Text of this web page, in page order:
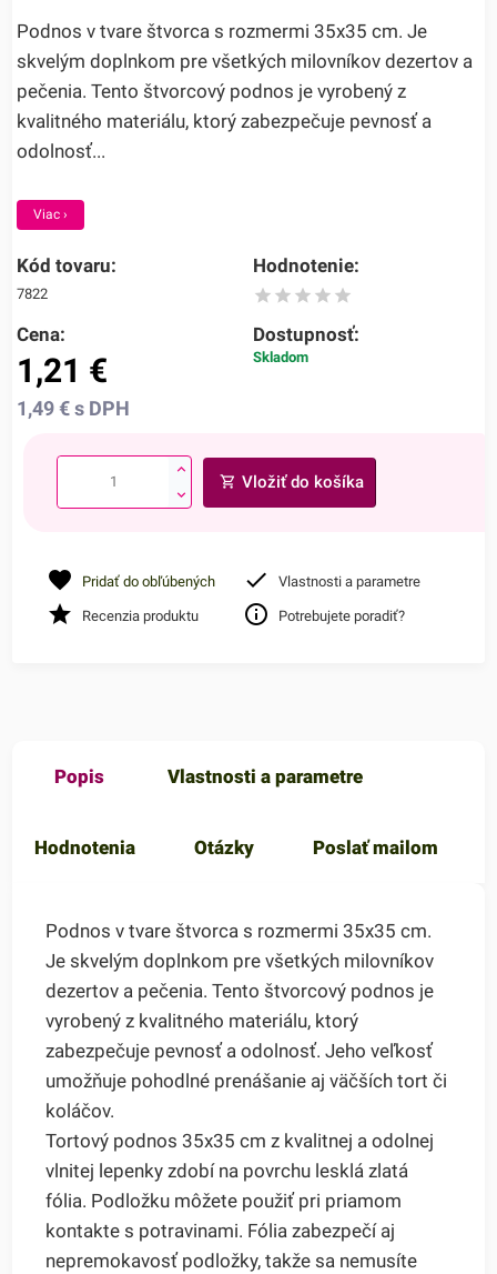
Podnos v tvare štvorca s rozmermi 35x35 cm. Je
skvelým doplnkom pre všetkých milovníkov dezertov a
pečenia. Tento štvorcový podnos je vyrobený z
kvalitného materiálu, ktorý zabezpečuje pevnosť a
odolnosť...
Viac ›
Kód tovaru:
7822
Hodnotenie:
Cena:
1,21 €
1,49€ s DPH
Dostupnosť:
Skladom
Vložiť do košíka
Pridať do obľúbených Vlastnosti a parametre
Recenzia produktu Potrebujete poradiť?
Popis Vlastnosti a parametre
Hodnotenia Otázky Poslať mailom
Podnos v tvare štvorca s rozmermi 35x35 cm.
Je skvelým doplnkom pre všetkých milovníkov
dezertov a pečenia. Tento štvorcový podnos je
vyrobený z kvalitného materiálu, ktorý
zabezpečuje pevnosť a odolnosť. Jeho veľkosť
umožňuje pohodlné prenášanie aj väčších tort či
koláčov.
Tortový podnos 35x35 cm z kvalitnej a odolnej
vlnitej lepenky zdobí na povrchu lesklá zlatá
fólia. Podložku môžete použiť pri priamom
kontakte s potravinami. Fólia zabezpečí aj
nepremokavosť podložky, takže sa nemusíte